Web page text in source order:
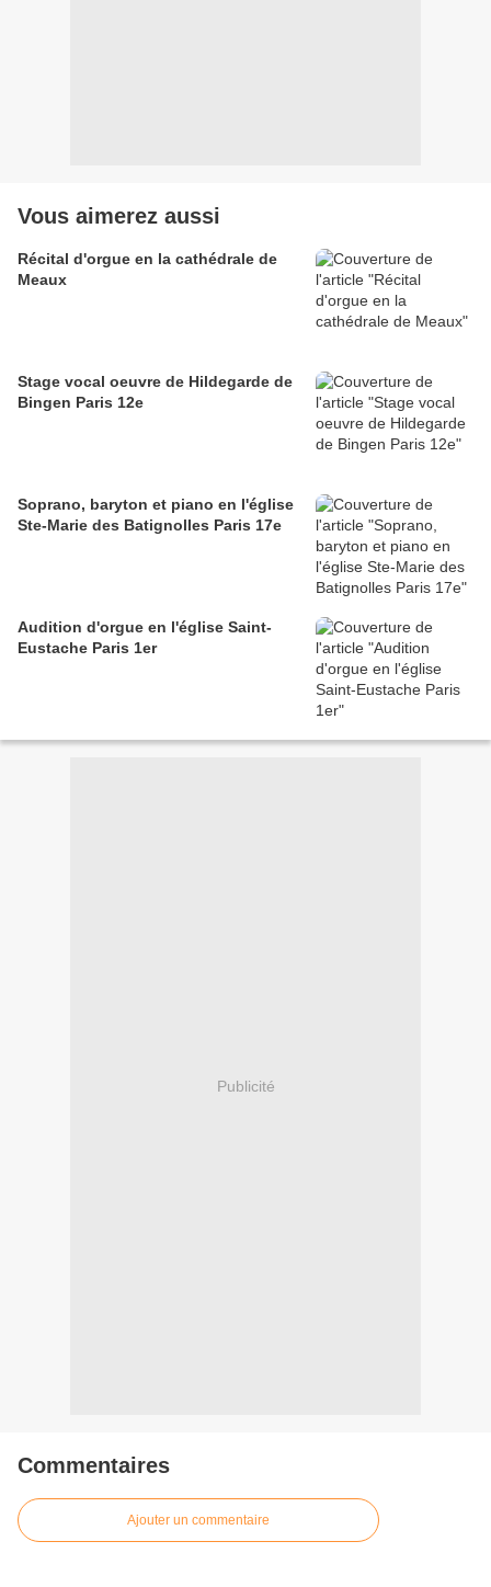
Vous aimerez aussi
Récital d'orgue en la cathédrale de
Meaux
Stage vocal oeuvre de Hildegarde de
Bingen Paris 12e
Soprano, baryton et piano en l'église
Ste-Marie des Batignolles Paris 17e
Audition d'orgue en l'église Saint-
Eustache Paris 1er
Publicité
Commentaires
Ajouter un commentaire